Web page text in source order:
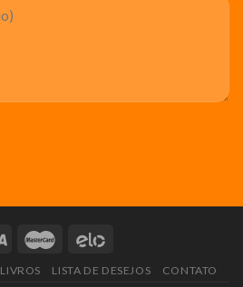
LIVROS LISTA DE DESEJOS CONTATO